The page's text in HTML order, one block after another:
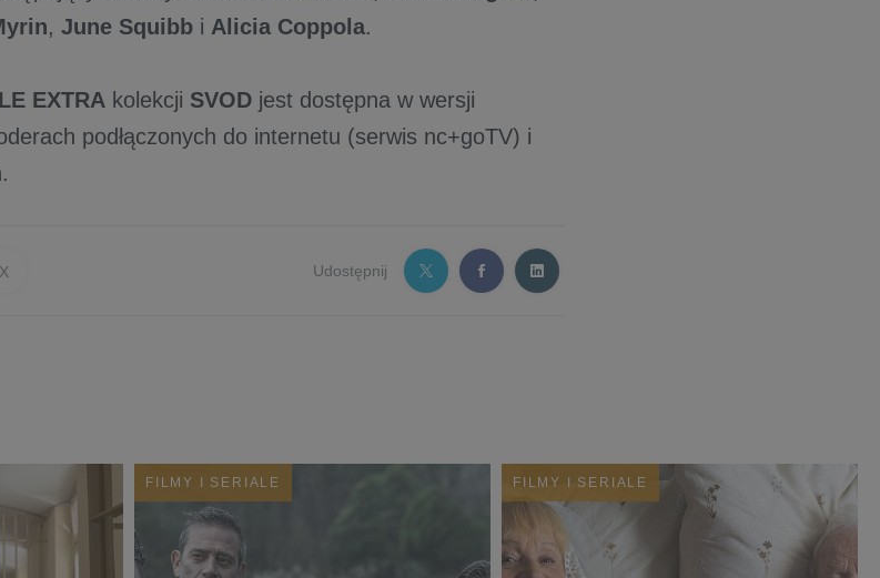
, June Squibb i Alicia Coppola.
EXTRA kolekcji SVOD jest dostępna w wersji
podłączonych do internetu (serwis nc+goTV) i
Udostępnij
FILMY I SERIALE FILMY I SERIALE